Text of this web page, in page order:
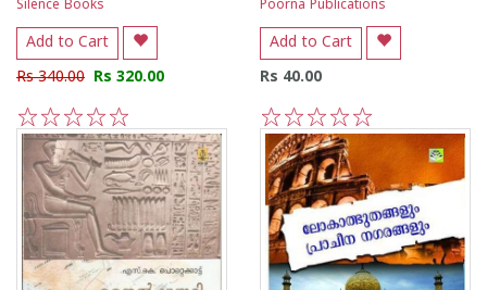
Silence Books
Add to Cart
Rs 340.00 Rs 320.00
5
4
3
2
1
Poorna Publications
Add to Cart
Rs 40.00
5
4
3
2
1